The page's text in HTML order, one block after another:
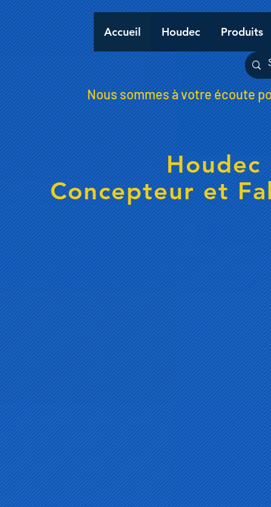
Accueil Houdec Produits
Nous sommes à votre écoute
Houdec
Concepteur et